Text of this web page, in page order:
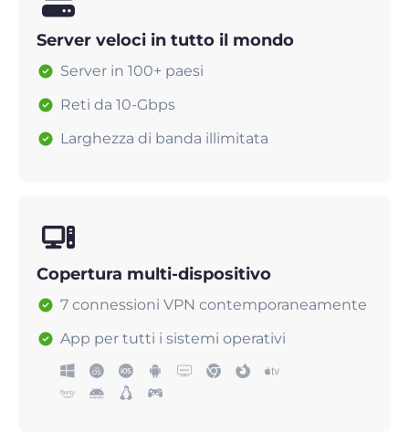
Server veloci in tutto il mondo
Server in 100+ paesi
Reti da 10-Gbps
Larghezza di banda illimitata
Copertura multi-dispositivo
7 connessioni VPN contemporaneamente
App per tutti i sistemi operativi